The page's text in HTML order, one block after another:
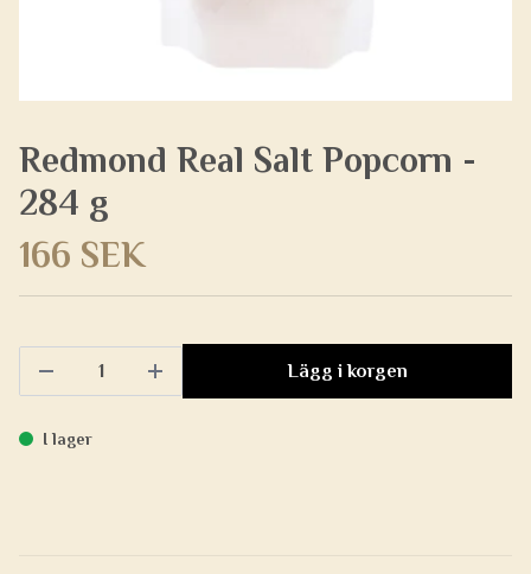
Redmond Real Salt Popcorn -
284 g
166 SEK
Lägg i korgen
I lager